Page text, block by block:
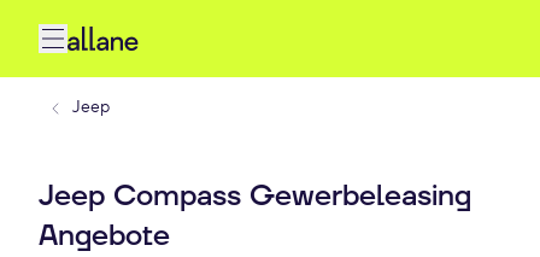
Jeep
Jeep Compass Gewerbeleasing
Angebote